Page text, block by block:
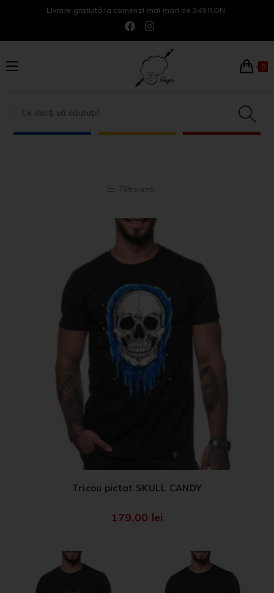
Livrare gratuită la comenzi mai mari de 349 RON.
0
Tricou pictat SKULL CANDY
179,00 lei